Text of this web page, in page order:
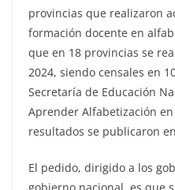
provincias que realizaron
formación docente en
que en 18 provincias se
2024, siendo censales en
Secretaría de Educación
Aprender Alfabetización
resultados se publicaron
El pedido, dirigido a los